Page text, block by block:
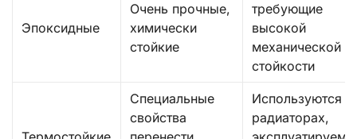
Эпоксидные
Очень прочные,
химически
стойкие
требующие
высокой
механической
стойкости
Специальные
свойства
Используются
радиаторах,